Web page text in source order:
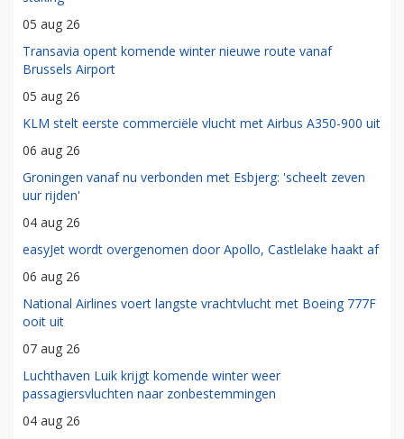
05 aug 26
Transavia opent komende winter nieuwe route vanaf
Brussels Airport
05 aug 26
KLM stelt eerste commerciële vlucht met Airbus A350-900 uit
06 aug 26
Groningen vanaf nu verbonden met Esbjerg: 'scheelt zeven
uur rijden'
04 aug 26
easyJet wordt overgenomen door Apollo, Castlelake haakt af
06 aug 26
National Airlines voert langste vrachtvlucht met Boeing 777F
ooit uit
07 aug 26
Luchthaven Luik krijgt komende winter weer
passagiersvluchten naar zonbestemmingen
04 aug 26